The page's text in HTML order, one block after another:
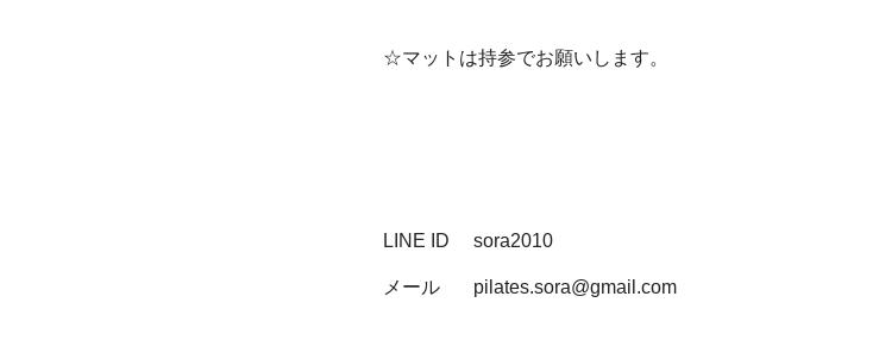
☆マットは持参でお願いします。
LINE ID sora2010
メール pilates.sora@gmail.com